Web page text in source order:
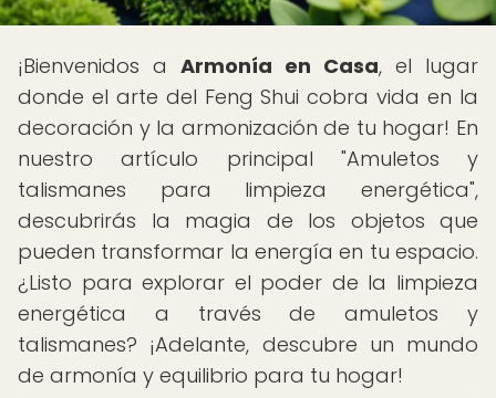
¡Bienvenidos a Armonía en Casa, el lugar
donde el arte del Feng Shui cobra vida en la
decoración y la armonización de tu hogar! En
nuestro artículo principal "Amuletos y
talismanes para limpieza energética",
descubrirás la magia de los objetos que
pueden transformar la energía en tu espacio.
¿Listo para explorar el poder de la limpieza
energética a través de amuletos y
talismanes? ¡Adelante, descubre un mundo
de armonía y equilibrio para tu hogar!